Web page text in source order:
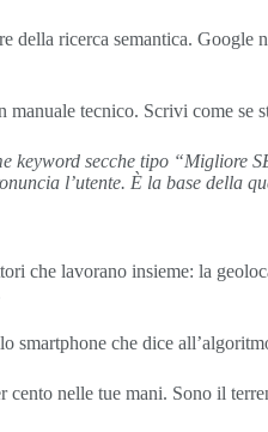
della ricerca semantica.
tecnico. Scrivi come se
keyword secche tipo “Migliore
l’utente. È la base della
che lavorano insieme: la
che dice
cento nelle tue mani. Sono il